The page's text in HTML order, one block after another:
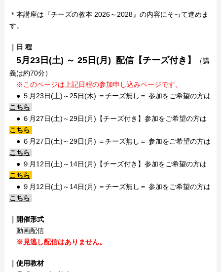
＊本講座は『チーズの教本 2026～2028』の内容にそって進めま
す。
｜日 程
5月23日(土) ～ 25日(月) 配信【チーズ付き】
（講
義は約70分）
※このページは上記日程の参加申し込みページです。
● ５月23日(土)～25日(木) ＝チーズ無し＝ 参加をご希望の方は
こちら
● ６月27日(土)～29日(月)【チーズ付き】参加をご希望の方は
こちら
● ６月27日(土)～29日(月) ＝チーズ無し＝ 参加をご希望の方は
こちら
● ９月12日(土)～14日(月)【チーズ付き】参加をご希望の方は
こちら
● ９月12日(土)～14日(月) ＝チーズ無し＝ 参加をご希望の方は
こちら
｜開催形式
動画配信
※見逃し配信はありません。
｜使用教材